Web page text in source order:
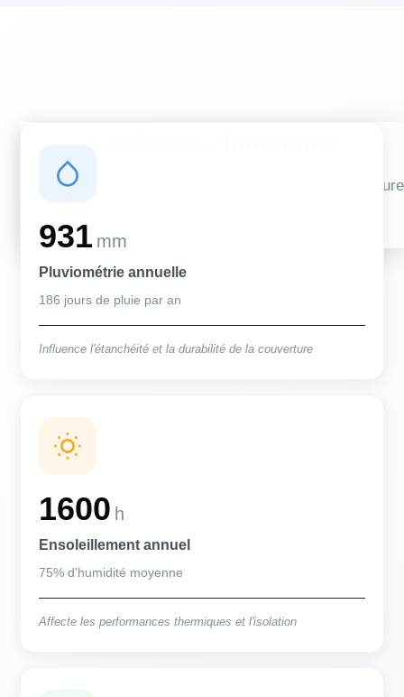
Des conditions qui influencent vos travaux de couverture
931 mm
Pluviométrie annuelle
186 jours de pluie par an
Influence l'étanchéité et la durabilité de la couverture
1600 h
Ensoleillement annuel
75% d'humidité moyenne
Affecte les performances thermiques et l'isolation